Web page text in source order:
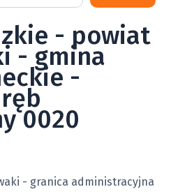
- powiat
- gmina
-
0020